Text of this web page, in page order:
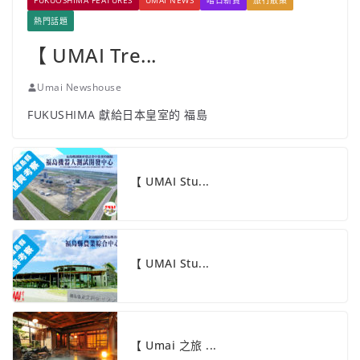
熱門話題
【 UMAI Tre...
Umai Newshouse
FUKUSHIMA 獻給日本皇室的 福島
【 UMAI Stu...
【 UMAI Stu...
【 Umai 之旅 ...